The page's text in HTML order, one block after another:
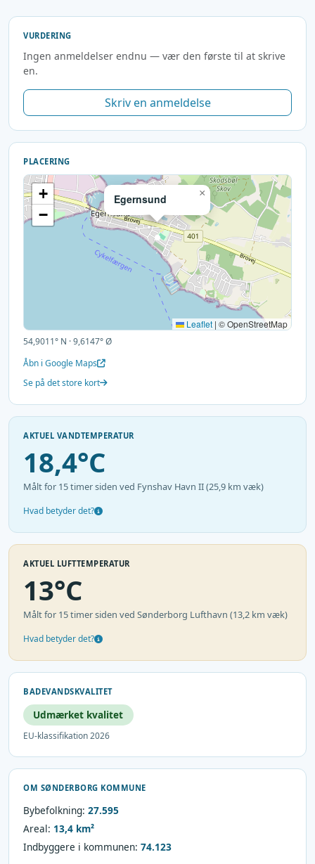
VURDERING
Ingen anmeldelser endnu — vær den første til at skrive
en.
Skriv en anmeldelse
PLACERING
Egernsund ×
+
−
Leaflet | © OpenStreetMap
54,9011° N · 9,6147° Ø
Åbn i Google Maps
Se på det store kort
AKTUEL VANDTEMPERATUR
18,4°C
Målt for 15 timer siden ved Fynshav Havn II (25,9 km væk)
Hvad betyder det?
AKTUEL LUFTTEMPERATUR
13°C
Målt for 15 timer siden ved Sønderborg Lufthavn (13,2 km væk)
Hvad betyder det?
BADEVANDSKVALITET
Udmærket kvalitet
EU-klassifikation 2026
OM SØNDERBORG KOMMUNE
Bybefolkning: 27.595
Areal: 13,4 km²
Indbyggere i kommunen: 74.123